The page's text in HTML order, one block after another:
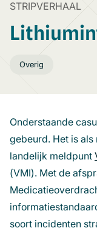
STRIPVERHAAL
Overig
Onderstaande
gebeurd. Het is
landelijk meldpunt
(VMI). Met de
soort incidenten